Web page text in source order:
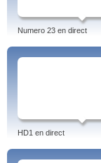
Numero 23 en direct
HD1 en direct